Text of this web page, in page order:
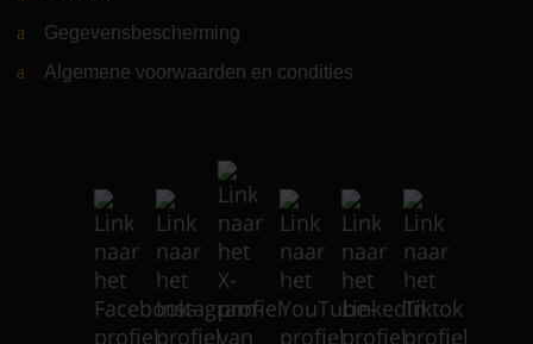
Gegevensbescherming
Algemene voorwaarden en condities